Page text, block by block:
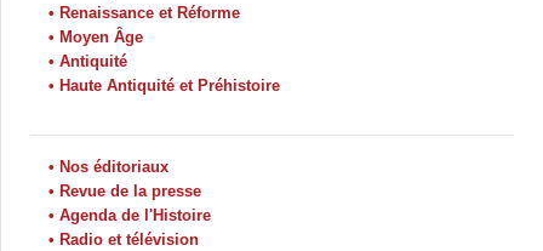
• Renaissance et Réforme
• Moyen Âge
• Antiquité
• Haute Antiquité et Préhistoire
• Nos éditoriaux
• Revue de la presse
• Agenda de l'Histoire
• Radio et télévision